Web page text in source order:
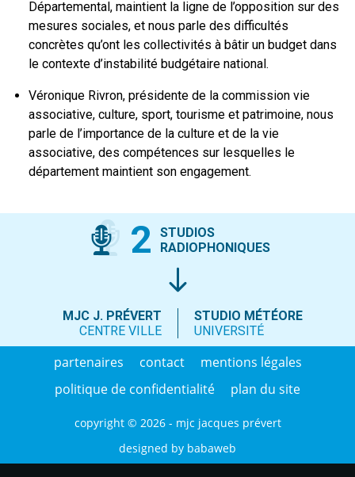
Départemental, maintient la ligne de l’opposition sur des
mesures sociales, et nous parle des difficultés
concrètes qu’ont les collectivités à bâtir un budget dans
le contexte d’instabilité budgétaire national.
Véronique Rivron, présidente de la commission vie
associative, culture, sport, tourisme et patrimoine, nous
parle de l’importance de la culture et de la vie
associative, des compétences sur lesquelles le
département maintient son engagement.
2
STUDIOS
RADIOPHONIQUES
MJC J. PRÉVERT
CENTRE VILLE
STUDIO MÉTÉORE
UNIVERSITÉ
partenaires contact
mentions légales
politique de confidentialité
plan du site
copyright © 2026 - mjc jacques prévert
designed by babaweb